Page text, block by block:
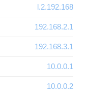
192.168.l.2
192.168.2.1
192.168.3.1
10.0.0.1
10.0.0.2